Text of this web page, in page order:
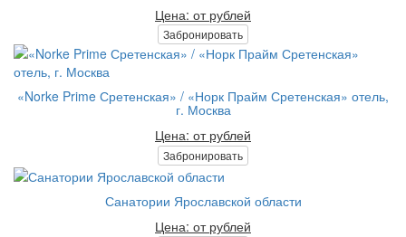
Цена: от рублей
Забронировать
«Norke Prime Сретенская» / «Норк Прайм Сретенская» отель,
г. Москва
Цена: от рублей
Забронировать
Санатории Ярославской области
Цена: от рублей